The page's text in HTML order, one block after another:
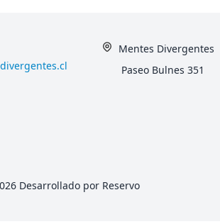
Mentes Divergentes
Paseo Bulnes 351
Desarrollado por Reservo